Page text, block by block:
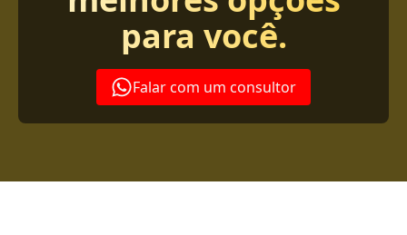
para você.
Falar com um consultor